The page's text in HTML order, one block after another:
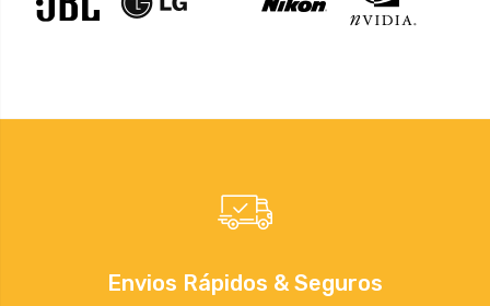
Envios Rápidos & Seguros